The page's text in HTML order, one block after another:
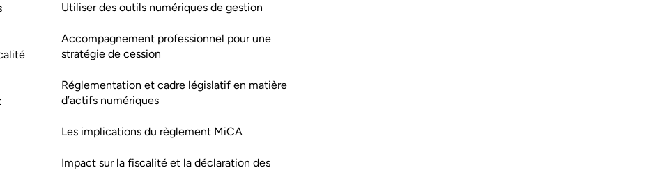
Utiliser des outils numériques de gestion
Accompagnement professionnel pour une
stratégie de cession
Réglementation et cadre législatif en matière
d’actifs numériques
Les implications du règlement MiCA
Impact sur la fiscalité et la déclaration des